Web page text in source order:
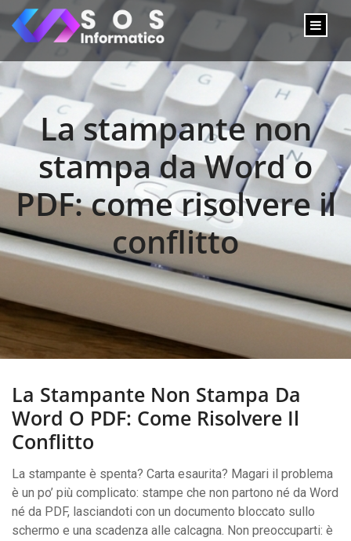
La stampante non
stampa da Word o
PDF: come risolvere il
conflitto
La Stampante Non Stampa Da
Word O PDF: Come Risolvere Il
Conflitto
La stampante è spenta? Carta esaurita? Magari il problema
è un po’ più complicato: stampe che non partono né da Word
né da PDF, lasciandoti con un documento bloccato sullo
schermo e una scadenza alle calcagna. Non preoccuparti: è